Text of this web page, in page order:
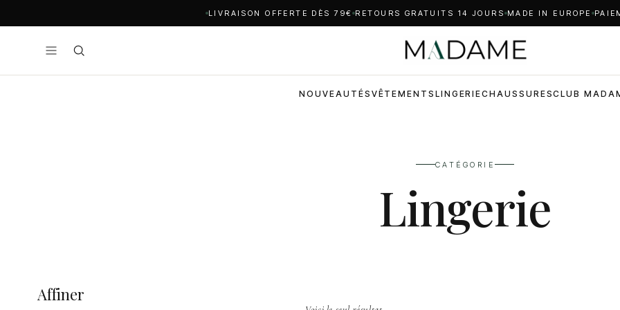
LIVRAISON OFFERTE DÈS 79€ RETOURS GRATUITS 14 JOURS MADE IN EUROPE
NOUVEAUTÉS VÊTEMENTS LINGERIECHAUSSURESCLUB
CATÉGORIE
Lingerie
Affiner